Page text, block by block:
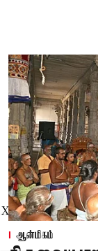
ஆன்மிகம்
X